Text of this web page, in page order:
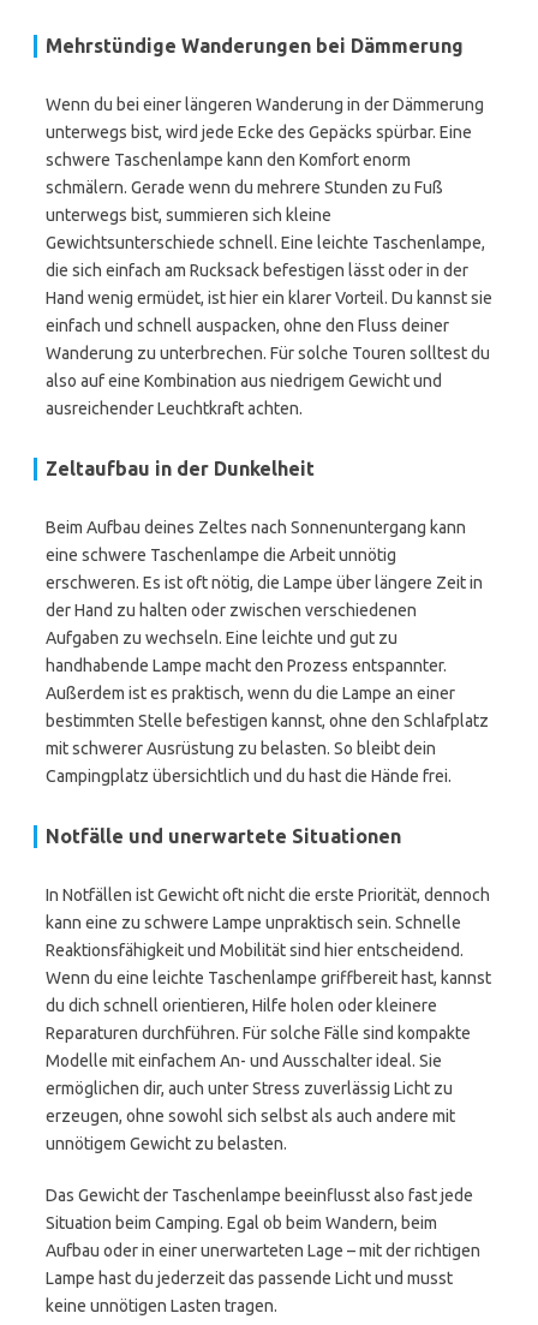
Mehrstündige Wanderungen bei Dämmerung
Wenn du bei einer längeren Wanderung in der Dämmerung
unterwegs bist, wird jede Ecke des Gepäcks spürbar. Eine
schwere Taschenlampe kann den Komfort enorm
schmälern. Gerade wenn du mehrere Stunden zu Fuß
unterwegs bist, summieren sich kleine
Gewichtsunterschiede schnell. Eine leichte Taschenlampe,
die sich einfach am Rucksack befestigen lässt oder in der
Hand wenig ermüdet, ist hier ein klarer Vorteil. Du kannst sie
einfach und schnell auspacken, ohne den Fluss deiner
Wanderung zu unterbrechen. Für solche Touren solltest du
also auf eine Kombination aus niedrigem Gewicht und
ausreichender Leuchtkraft achten.
Zeltaufbau in der Dunkelheit
Beim Aufbau deines Zeltes nach Sonnenuntergang kann
eine schwere Taschenlampe die Arbeit unnötig
erschweren. Es ist oft nötig, die Lampe über längere Zeit in
der Hand zu halten oder zwischen verschiedenen
Aufgaben zu wechseln. Eine leichte und gut zu
handhabende Lampe macht den Prozess entspannter.
Außerdem ist es praktisch, wenn du die Lampe an einer
bestimmten Stelle befestigen kannst, ohne den Schlafplatz
mit schwerer Ausrüstung zu belasten. So bleibt dein
Campingplatz übersichtlich und du hast die Hände frei.
Notfälle und unerwartete Situationen
In Notfällen ist Gewicht oft nicht die erste Priorität, dennoch
kann eine zu schwere Lampe unpraktisch sein. Schnelle
Reaktionsfähigkeit und Mobilität sind hier entscheidend.
Wenn du eine leichte Taschenlampe griffbereit hast, kannst
du dich schnell orientieren, Hilfe holen oder kleinere
Reparaturen durchführen. Für solche Fälle sind kompakte
Modelle mit einfachem An- und Ausschalter ideal. Sie
ermöglichen dir, auch unter Stress zuverlässig Licht zu
erzeugen, ohne sowohl sich selbst als auch andere mit
unnötigem Gewicht zu belasten.
Das Gewicht der Taschenlampe beeinflusst also fast jede
Situation beim Camping. Egal ob beim Wandern, beim
Aufbau oder in einer unerwarteten Lage – mit der richtigen
Lampe hast du jederzeit das passende Licht und musst
keine unnötigen Lasten tragen.